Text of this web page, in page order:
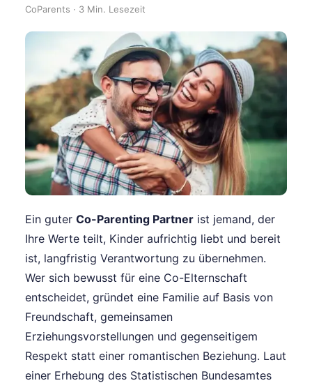
CoParents · 3 Min. Lesezeit
Ein guter Co-Parenting Partner ist jemand, der
Ihre Werte teilt, Kinder aufrichtig liebt und bereit
ist, langfristig Verantwortung zu übernehmen.
Wer sich bewusst für eine Co-Elternschaft
entscheidet, gründet eine Familie auf Basis von
Freundschaft, gemeinsamen
Erziehungsvorstellungen und gegenseitigem
Respekt statt einer romantischen Beziehung. Laut
einer Erhebung des Statistischen Bundesamtes